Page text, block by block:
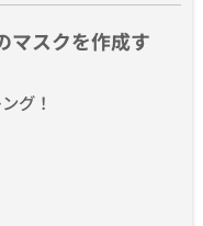
スクを作成す
グ！